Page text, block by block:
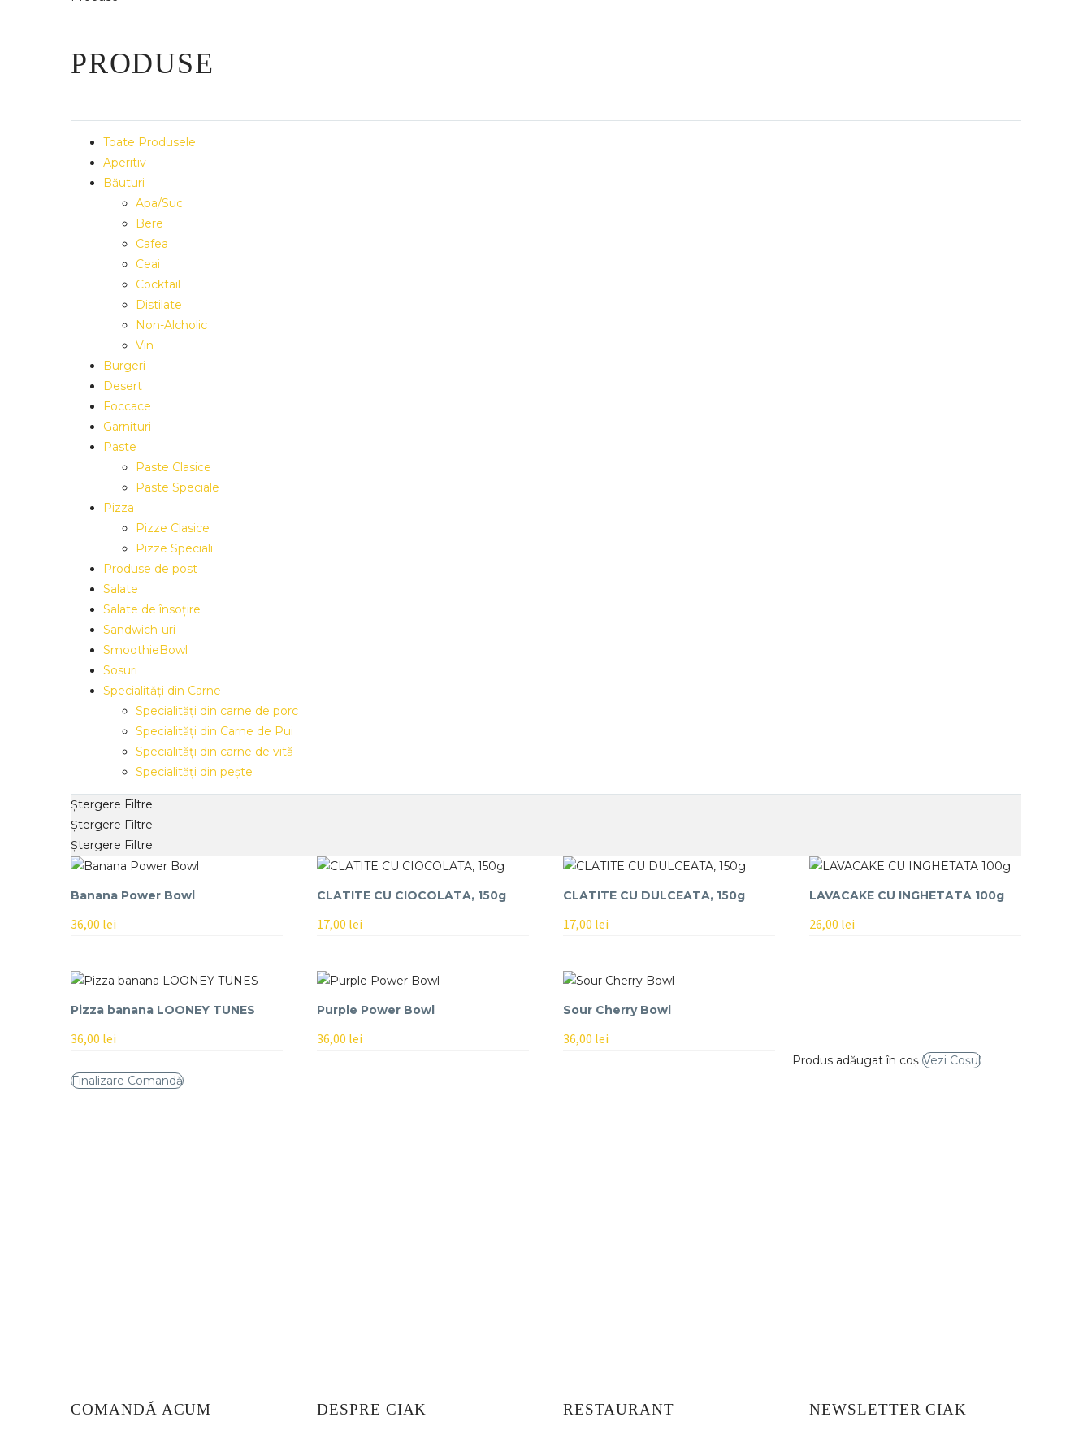
PRODUSE
Toate Produsele
Aperitiv
Băuturi
Apa/Suc
Bere
Cafea
Ceai
Cocktail
Distilate
Non-Alcholic
Vin
Burgeri
Desert
Foccace
Garnituri
Paste
Paste Clasice
Paste Speciale
Pizza
Pizze Clasice
Pizze Speciali
Produse de post
Salate
Salate de însoțire
Sandwich-uri
SmoothieBowl
Sosuri
Specialități din Carne
Specialități din carne de porc
Specialități din Carne de Pui
Specialități din carne de vită
Specialități din pește
Ștergere Filtre
Ștergere Filtre
Ștergere Filtre
Banana Power Bowl
36,00 lei
CLATITE CU CIOCOLATA, 150g
17,00 lei
CLATITE CU DULCEATA, 150g
17,00 lei
LAVACAKE CU INGHETATA 100g
26,00 lei
Pizza banana LOONEY TUNES
36,00 lei
Purple Power Bowl
36,00 lei
Sour Cherry Bowl
36,00 lei
Produs adăugat în coș Vezi Coșul
Finalizare Comandă
COMANDĂ ACUM DESPRE CIAK RESTAURANT NEWSLETTER CIAK